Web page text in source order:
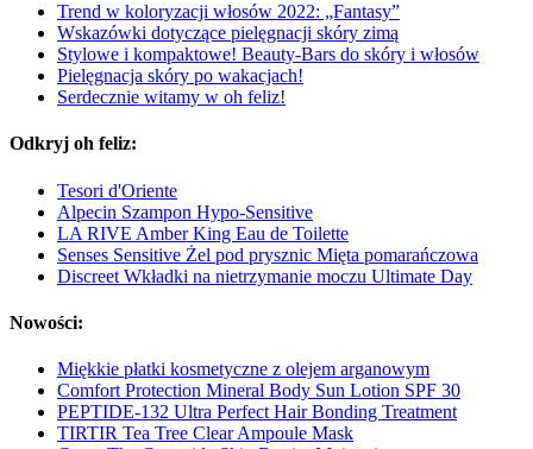
Trend w koloryzacji włosów 2022: „Fantasy”
Wskazówki dotyczące pielęgnacji skóry zimą
Stylowe i kompaktowe! Beauty-Bars do skóry i włosów
Pielęgnacja skóry po wakacjach!
Serdecznie witamy w oh feliz!
Odkryj oh feliz:
Tesori d'Oriente
Alpecin Szampon Hypo-Sensitive
LA RIVE Amber King Eau de Toilette
Senses Sensitive Żel pod prysznic Mięta pomarańczowa
Discreet Wkładki na nietrzymanie moczu Ultimate Day
Nowości:
Miękkie płatki kosmetyczne z olejem arganowym
Comfort Protection Mineral Body Sun Lotion SPF 30
PEPTIDE-132 Ultra Perfect Hair Bonding Treatment
TIRTIR Tea Tree Clear Ampoule Mask